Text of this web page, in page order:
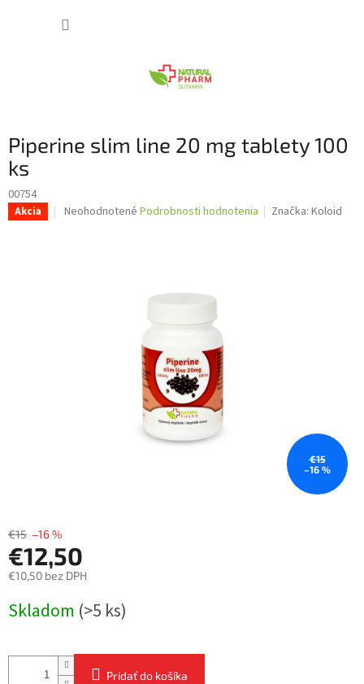
Piperine slim line 20 mg tablety 100
ks
00754
Akcia
Priemerné
Neohodnotené Podrobnosti hodnotenia Značka:Koloid
€15
–16 %
€15 –16 %
€12,50
€10,50 bez DPH
cena:
Skladom (>5 ks)
Pridať do košíka